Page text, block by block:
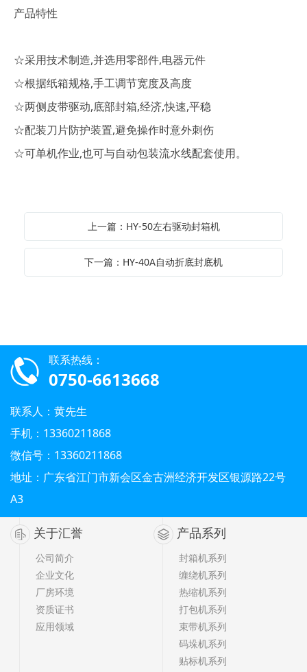
产品特性
☆采用技术制造,并选用零部件,电器元件
☆根据纸箱规格,手工调节宽度及高度
☆两侧皮带驱动,底部封箱,经济,快速,平稳
☆配装刀片防护装置,避免操作时意外刺伤
☆可单机作业,也可与自动包装流水线配套使用。
上一篇：HY-50左右驱动封箱机
下一篇：HY-40A自动折底封底机
关于汇誉
公司简介
企业文化
厂房环境
资质证书
应用领域
产品系列
封箱机系列
缠绕机系列
热缩机系列
打包机系列
束带机系列
码垛机系列
贴标机系列
联系热线：
0750-6613668
联系人：黄先生
手机：13360211868
微信号：13360211868
地址：广东省江门市新会区金古洲经济开发区银源路22号
A3